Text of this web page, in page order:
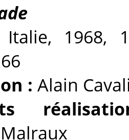
Italie, 1968,
: Alain